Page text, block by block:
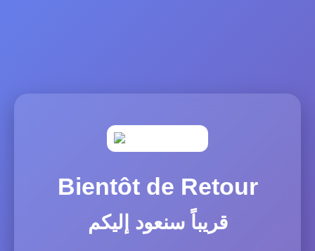
Bientôt de Retour
قريباً سنعود إليكم